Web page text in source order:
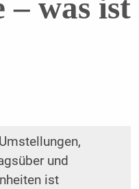
– was ist
und
ist